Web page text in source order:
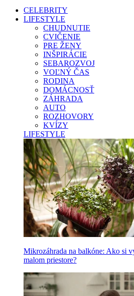
CELEBRITY
LIFESTYLE
CHUDNUTIE
CVIČENIE
PRE ŽENY
INŠPIRÁCIE
SEBAROZVOJ
VOĽNÝ ČAS
RODINA
DOMÁCNOSŤ
ZÁHRADA
AUTO
ROZHOVORY
KVÍZY
LIFESTYLE
Mikrozáhrada na balkóne: Ako si
malom priestore?